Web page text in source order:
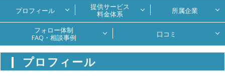
プロフィール
提供サービス
料金体系
所属企業
フォロー体制
FAQ・相談事例
口コミ
プロフィール